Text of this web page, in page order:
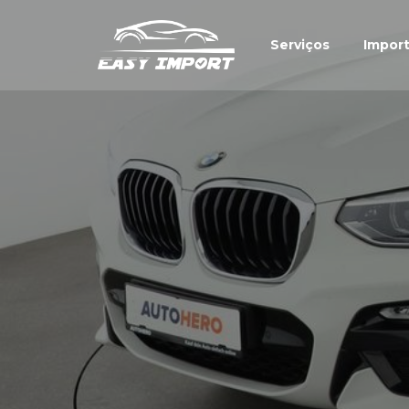
Serviços